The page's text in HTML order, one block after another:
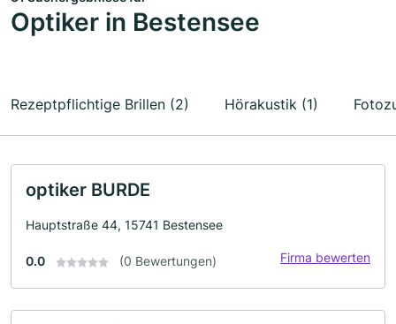
Optiker in Bestensee
Rezeptpflichtige Brillen (2) Hörakustik (1)
optiker BURDE
Hauptstraße 44, 15741 Bestensee
0.0 (0 Bewertungen) Firma bewerten